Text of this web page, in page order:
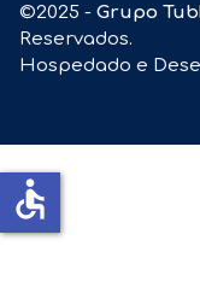
©2025 - Grupo
Reservados.
Hospedado e
accessible